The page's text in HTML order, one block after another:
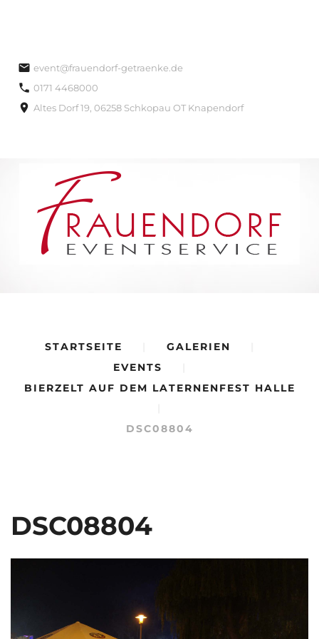
event@frauendorf-getraenke.de
0171 4468000
Altes Dorf 19, 06258 Schkopau OT Knapendorf
STARTSEITE GALERIEN
EVENTS
BIERZELT AUF DEM LATERNENFEST HALLE
DSC08804
DSC08804